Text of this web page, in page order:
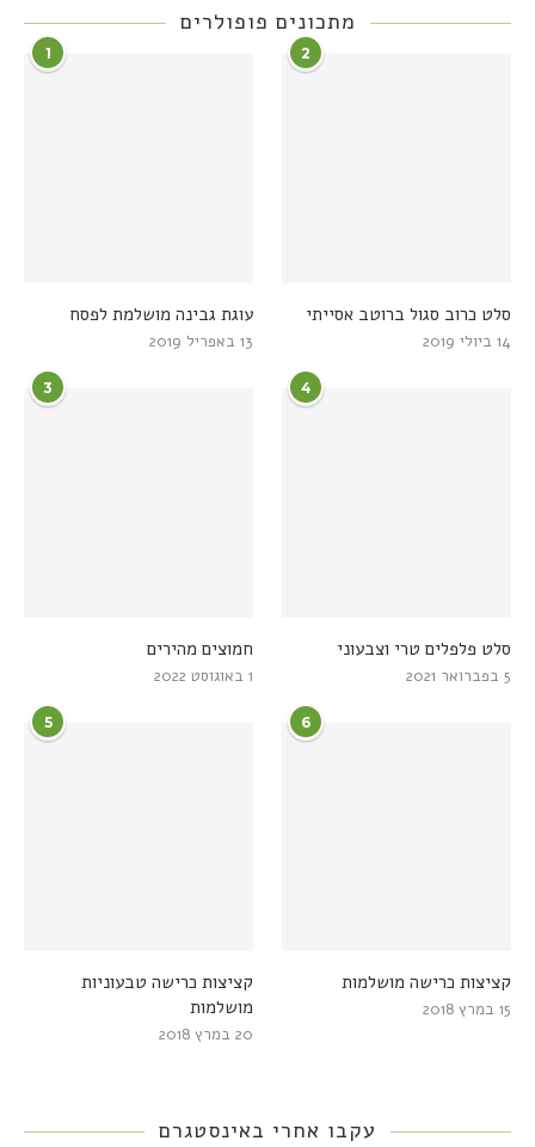
מתכונים פופולרים
1
עוגת גבינה מושלמת לפסח
13 באפריל 2019
2
סלט כרוב סגול ברוטב אסייתי
14 ביולי 2019
3
חמוצים מהירים
1 באוגוסט 2022
4
סלט פלפלים טרי וצבעוני
5 בפברואר 2021
5
קציצות כרישה טבעוניות
מושלמות
20 במרץ 2018
6
קציצות כרישה מושלמות
15 במרץ 2018
עקבו אחרי באינסטגרם